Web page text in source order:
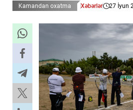
Kamandan oxatma Xəbərlər 27 İyun